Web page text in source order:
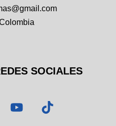
SOCIALES
Y
o
T
i